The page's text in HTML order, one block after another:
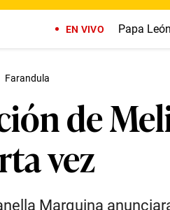
EN VIVO Papa
Farandula
de
vez
Marquina